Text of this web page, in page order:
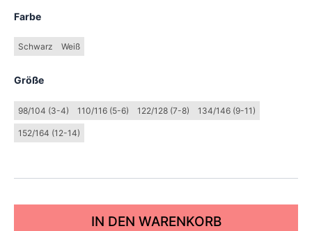
Farbe
Schwarz Weiß
Größe
98/104 (3-4) 110/116 (5-6) 122/128 (7-8) 134/146 (9-11)
152/164 (12-14)
IN DEN WARENKORB